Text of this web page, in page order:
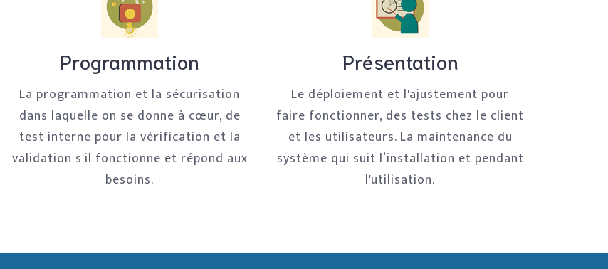
Programmation
La programmation et la sécurisation
dans laquelle on se donne à cœur, de
test interne pour la vérification et la
validation s'il fonctionne et répond aux
besoins.
Présentation
Le déploiement et l'ajustement pour
faire fonctionner, des tests chez le client
et les utilisateurs. La maintenance du
système qui suit l’installation et pendant
l'utilisation.